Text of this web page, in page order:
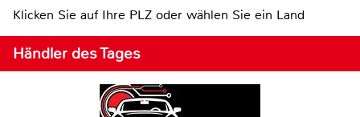
Klicken Sie auf Ihre PLZ oder wählen Sie ein Land
Händler des Tages